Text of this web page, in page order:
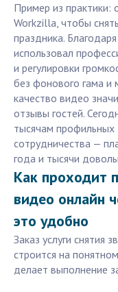
Пример из практики:
Workzilla, чтобы
праздника.
использовал
и регулировки
без фонового гама и
качество видео
отзывы гостей.
тысячам профильных
сотрудничества —
года и тысячи
Как проходит
видео онлайн
это удобно
Заказ услуги снятия
строится на
делает выполнение